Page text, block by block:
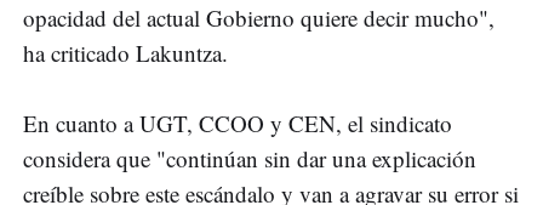
opacidad del actual Gobierno quiere decir mucho",
ha criticado Lakuntza.
En cuanto a UGT, CCOO y CEN, el sindicato
considera que "continúan sin dar una explicación
creíble sobre este escándalo y van a agravar su error si